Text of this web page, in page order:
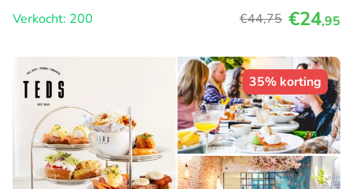
Verkocht: 200
€44,75 €24,95
35% korting